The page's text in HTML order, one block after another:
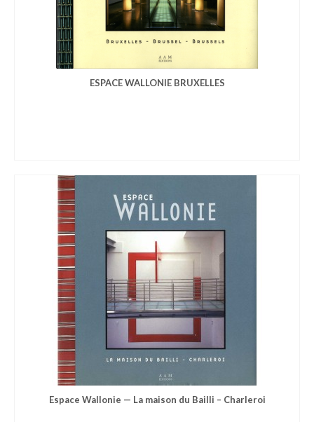
ESPACE WALLONIE BRUXELLES
Espace Wallonie — La maison du Bailli – Charleroi